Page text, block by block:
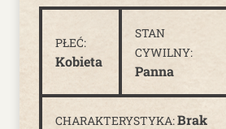
PŁEĆ:
Kobieta
STAN
CYWILNY:
Panna
CHARAKTERYSTYKA:Brak